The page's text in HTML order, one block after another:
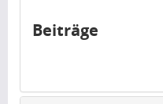
Beiträge